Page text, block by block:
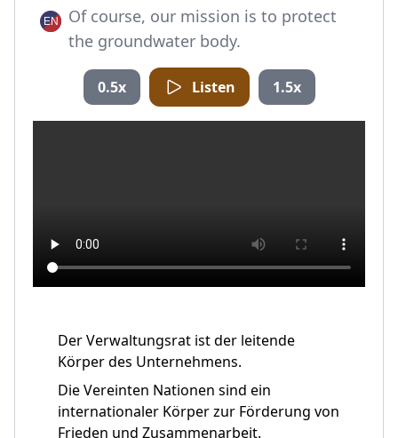
Of course, our mission is to protect
the groundwater body.
0.5x Listen 1.5x
Der Verwaltungsrat ist der leitende
Körper des Unternehmens.
Die Vereinten Nationen sind ein
internationaler Körper zur Förderung von
Frieden und Zusammenarbeit.